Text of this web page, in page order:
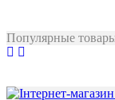
Популярные